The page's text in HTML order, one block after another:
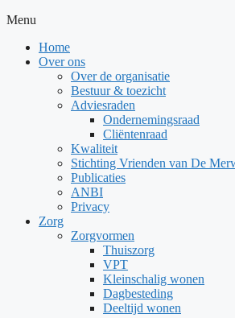
Menu
Home
Over ons
Over de organisatie
Bestuur & toezicht
Adviesraden
Ondernemingsraad
Cliëntenraad
Kwaliteit
Stichting Vrienden van De
Publicaties
ANBI
Privacy
Zorg
Zorgvormen
Thuiszorg
VPT
Kleinschalig wonen
Dagbesteding
Deeltijd wonen